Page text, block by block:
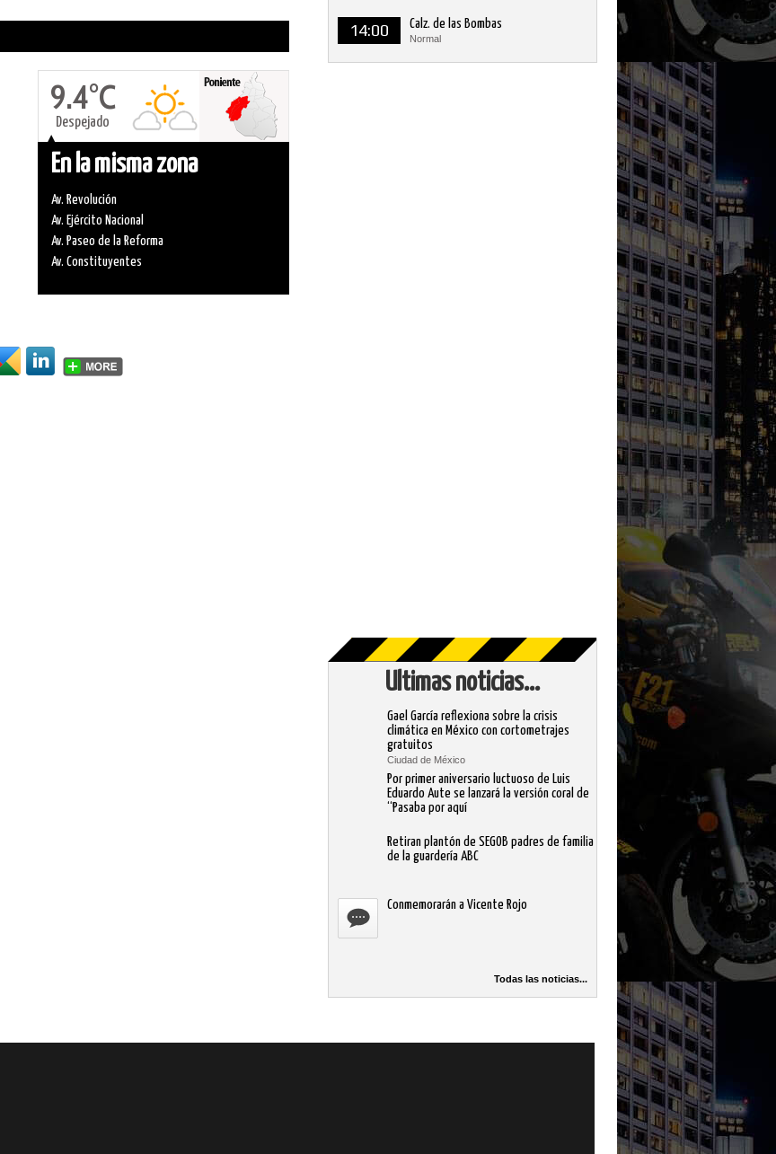
9.4°C
Despejado
En la misma zona
Av. Revolución
Av. Ejército Nacional
Av. Paseo de la Reforma
Av. Constituyentes
14:00 Calz. de las Bombas
Normal
Ultimas noticias...
Gael García reflexiona sobre la crisis
climática en México con cortometrajes
gratuitos
Ciudad de México
Por primer aniversario luctuoso de Luis
Eduardo Aute se lanzará la versión coral de
“Pasaba por aquí
Retiran plantón de SEGOB padres de familia
de la guardería ABC
Conmemorarán a Vicente Rojo
Todas las noticias...